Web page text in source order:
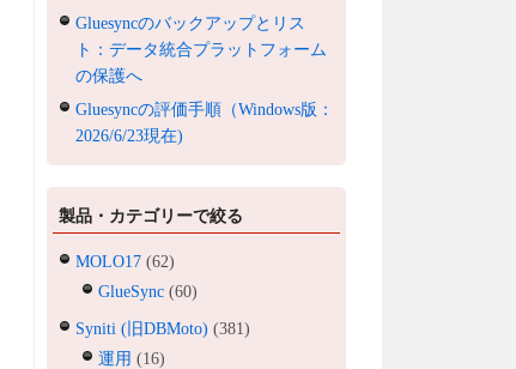
Gluesyncのバックアップとリス
ト：データ統合プラットフォーム
の保護へ
Gluesyncの評価手順（Windows版：
2026/6/23現在)
製品・カテゴリーで絞る
MOLO17 (62)
GlueSync (60)
Syniti (旧DBMoto) (381)
運用 (16)